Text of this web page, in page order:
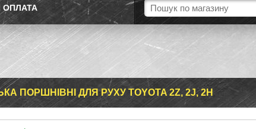
ОПЛАТА
ПОРШНІВНІ ДЛЯ РУХУ TOYOTA 2Z, 2J, 2H